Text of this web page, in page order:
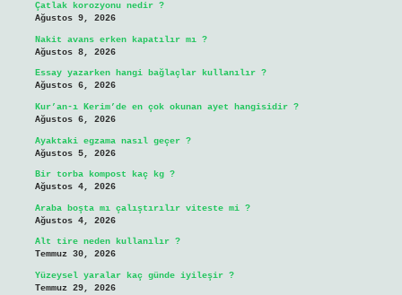
Çatlak korozyonu nedir ?
Ağustos 9, 2026
Nakit avans erken kapatılır mı ?
Ağustos 8, 2026
Essay yazarken hangi bağlaçlar kullanılır ?
Ağustos 6, 2026
Kur’an-ı Kerim’de en çok okunan ayet hangisidir ?
Ağustos 6, 2026
Ayaktaki egzama nasıl geçer ?
Ağustos 5, 2026
Bir torba kompost kaç kg ?
Ağustos 4, 2026
Araba boşta mı çalıştırılır viteste mi ?
Ağustos 4, 2026
Alt tire neden kullanılır ?
Temmuz 30, 2026
Yüzeysel yaralar kaç günde iyileşir ?
Temmuz 29, 2026